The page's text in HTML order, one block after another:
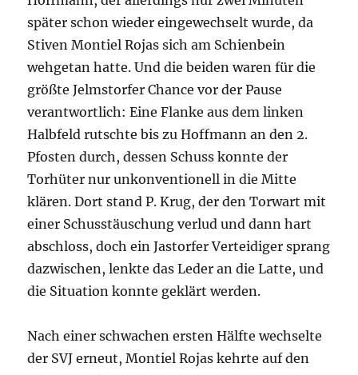
später schon wieder eingewechselt wurde, da
Stiven Montiel Rojas sich am Schienbein
wehgetan hatte. Und die beiden waren für die
größte Jelmstorfer Chance vor der Pause
verantwortlich: Eine Flanke aus dem linken
Halbfeld rutschte bis zu Hoffmann an den 2.
Pfosten durch, dessen Schuss konnte der
Torhüter nur unkonventionell in die Mitte
klären. Dort stand P. Krug, der den Torwart mit
einer Schusstäuschung verlud und dann hart
abschloss, doch ein Jastorfer Verteidiger sprang
dazwischen, lenkte das Leder an die Latte, und
die Situation konnte geklärt werden.
Nach einer schwachen ersten Hälfte wechselte
der SVJ erneut, Montiel Rojas kehrte auf den